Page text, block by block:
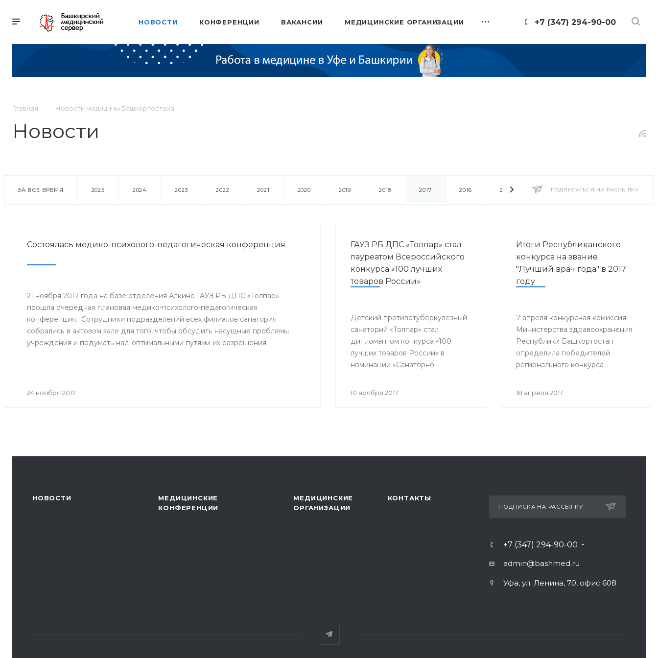
+7 (347) 294-90-00
НОВОСТИ КОНФЕРЕНЦИИ ВАКАНСИИ МЕДИЦИНСКИЕ ОРГАНИЗАЦИИ
Главная Новости медицины Башкортостана
Новости
ПОДПИСАТЬСЯ НА РАССЫЛКУ
ЗА ВСЕ ВРЕМЯ 2025 2024 2023 2022 2021 2020 2019 2018 2017 2016 2014 2013 2012 2011
Состоялась медико-психолого-педагогическая конференция
21 ноября 2017 года на базе отделения Алкино ГАУЗ РБ ДПС «Толпар»
прошла очередная плановая медико-психолого-педагогическая
конференция. Сотрудники подразделений всех филиалов санатория
собрались в актовом зале для того, чтобы обсудить насущные проблемы
учреждения и подумать над оптимальными путями их разрешения.
24 ноября 2017
ГАУЗ РБ ДПС «Толпар» стал
лауреатом Всероссийского
конкурса «100 лучших
товаров России»
Детский противотуберкулезный
санаторий «Толпар» стал
дипломантом конкурса «100
лучших товаров России» в
номинации «Санаторно –
10 ноября 2017
Итоги Республиканского
конкурса на звание
"Лучший врач года" в 2017
году
7 апреля конкурсная комиссия
Министерства здравоохранения
Республики Башкортостан
определила победителей
регионального конкурса
18 апреля 2017
НОВОСТИ
МЕДИЦИНСКИЕ
КОНФЕРЕНЦИИ
МЕДИЦИНСКИЕ
ОРГАНИЗАЦИИ
КОНТАКТЫ
ПОДПИСКА НА РАССЫЛКУ
+7 (347) 294-90-00
admin@bashmed.ru
Уфа, ул. Ленина, 70, офис 608